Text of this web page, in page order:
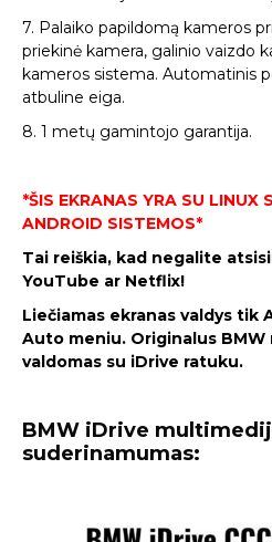
7. Palaiko papildomą kameros
priekinė kamera, galinio vaizdo
kameros sistema. Automatinis
atbuline eiga.
8. 1 metų gamintojo garantija.
*ŠIS EKRANAS YRA SU LINUX
ANDROID SISTEMOS*
Tai reiškia, kad negalite
YouTube ar Netflix!
Liečiamas ekranas valdys tik
Auto meniu. Originalus
valdomas su iDrive ratuku.
BMW iDrive
suderinamumas: